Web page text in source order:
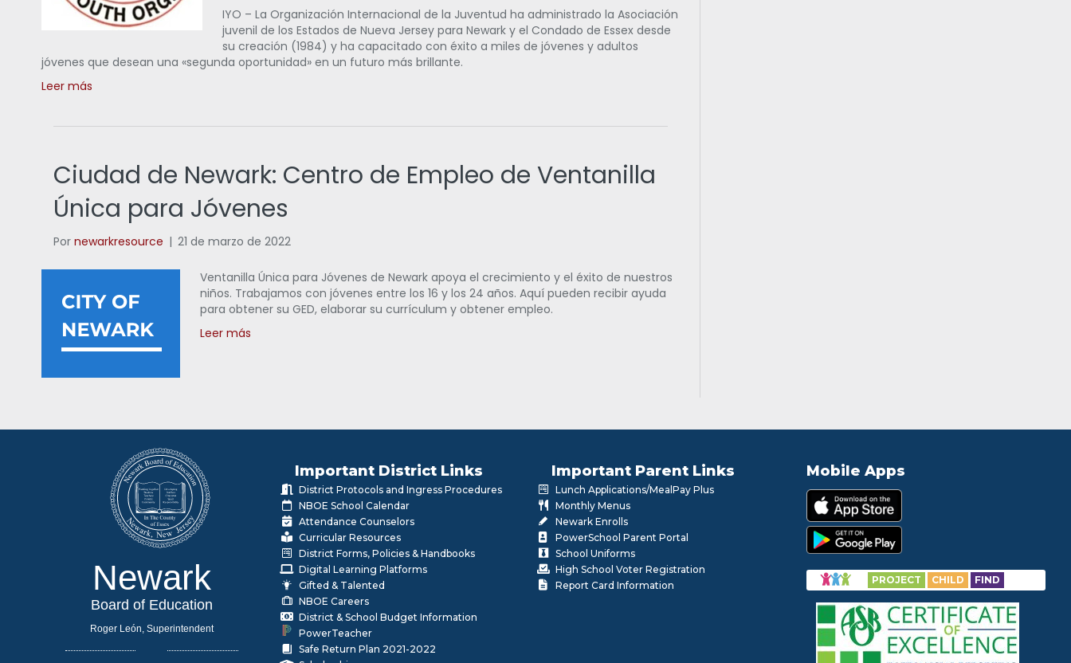
IYO – La Organización Internacional de la Juventud ha administrado la Asociación
juvenil de los Estados de Nueva Jersey para Newark y el Condado de Essex desde
su creación (1984) y ha capacitado con éxito a miles de jóvenes y adultos
jóvenes que desean una «segunda oportunidad» en un futuro más brillante.
Leer más
Ciudad de Newark: Centro de Empleo de Ventanilla
Única para Jóvenes
Pornewarkresource | 21 de marzo de 2022
Ventanilla Única para Jóvenes de Newark apoya el crecimiento y el éxito de nuestros
niños. Trabajamos con jóvenes entre los 16 y los 24 años. Aquí pueden recibir ayuda
para obtener su GED, elaborar su currículum y obtener empleo.
Leer más
Newark
Board of Education
Roger León, Superintendent
Important District Links
District Protocols and Ingress Procedures
NBOE School Calendar
Attendance Counselors
Curricular Resources
District Forms, Policies & Handbooks
Digital Learning Platforms
Gifted & Talented
NBOE Careers
District & School Budget Information
PowerTeacher
Safe Return Plan 2021-2022
Important Parent Links
Lunch Applications/MealPay Plus
Monthly Menus
Newark Enrolls
PowerSchool Parent Portal
School Uniforms
High School Voter Registration
Report Card Information
Mobile Apps
PROJECT CHILD FIND